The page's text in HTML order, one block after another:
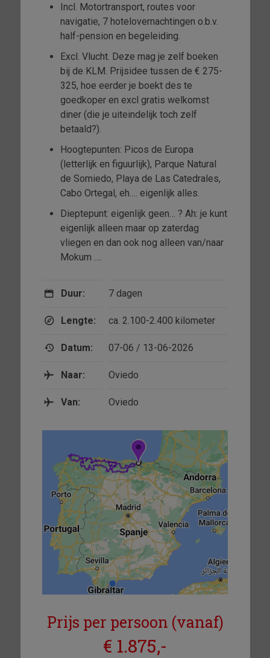
Incl. Motortransport, routes voor
navigatie, 7 hotelovernachtingen o.b.v.
half-pension en begeleiding.
Excl. Vlucht. Deze mag je zelf boeken
bij de KLM. Prijsidee tussen de € 275-
325, hoe eerder je boekt des te
goedkoper en excl gratis welkomst
diner (die je uiteindelijk toch zelf
betaald?).
Hoogtepunten: Picos de Europa
(letterlijk en figuurlijk), Parque Natural
de Somiedo, Playa de Las Catedrales,
Cabo Ortegal, eh…. eigenlijk alles.
Dieptepunt: eigenlijk geen… ? Ah: je kunt
eigenlijk alleen maar op zaterdag
vliegen en dan ook nog alleen van/naar
Mokum ….
Duur: 7 dagen
Lengte: ca. 2.100-2.400 kilometer
Datum: 07-06 / 13-06-2026
Naar: Oviedo
Van: Oviedo
Prijs per persoon (vanaf)
€ 1.875,-